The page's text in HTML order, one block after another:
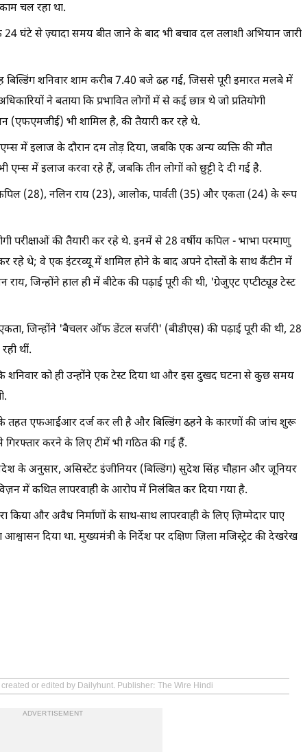
चल रहा था.
24 घंटे से ज़्यादा समय बीत जाने के बाद भी बचाव दल तलाशी अभियान जारी
शनिवार शाम करीब 7.40 बजे ढह गई, जिससे पूरी इमारत मलबे में
ने बताया कि प्रभावित लोगों में से कई छात्र थे जो प्रतियोगी
(एफएमजीई) भी शामिल है, की तैयारी कर रहे थे.
में इलाज के दौरान दम तोड़ दिया, जबकि एक अन्य व्यक्ति की मौत
में इलाज करवा रहे हैं, जबकि तीन लोगों को छुट्टी दे दी गई है.
(28), नलिन राय (23), आलोक, पार्वती (35) और एकता (24) के रूप
परीक्षाओं की तैयारी कर रहे थे. इनमें से 28 वर्षीय कपिल - भाभा परमाणु
रहे थे; वे एक इंटरव्यू में शामिल होने के बाद अपने दोस्तों के साथ कैंटीन में
जिन्होंने हाल ही में बीटेक की पढ़ाई पूरी की थी, 'ग्रेजुएट एप्टीट्यूड टेस्ट
जिन्होंने 'बैचलर ऑफ डेंटल सर्जरी' (बीडीएस) की पढ़ाई पूरी की थी, 28
थीं.
शनिवार को ही उन्होंने एक टेस्ट दिया था और इस दुखद घटना से कुछ समय
के तहत एफआईआर दर्ज कर ली है और बिल्डिंग ढहने के कारणों की जांच शुरू
करने के लिए टीमें भी गठित की गई हैं.
के अनुसार, असिस्टेंट इंजीनियर (बिल्डिंग) सुदेश सिंह चौहान और जूनियर
में कथित लापरवाही के आरोप में निलंबित कर दिया गया है.
किया और अवैध निर्माणों के साथ-साथ लापरवाही के लिए ज़िम्मेदार पाए
दिया था. मुख्यमंत्री के निर्देश पर दक्षिण ज़िला मजिस्ट्रेट की देखरेख
or edited by Dailyhunt. Publisher: The Wire Hindi
ADVERTISEMENT